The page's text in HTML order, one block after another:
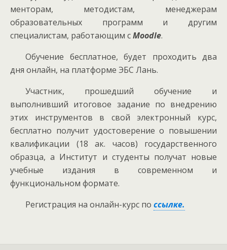
менторам, методистам, менеджерам
образовательных программ и другим
специалистам, работающим сMoodle.
Обучение бесплатное, будет проходить два
дня онлайн, на платформе ЭБС Лань.
Участник, прошедший обучение и
выполнивший итоговое задание по внедрению
этих инструментов в свой электронный курс,
бесплатно получит удостоверение о повышении
квалификации (18 ак. часов) государственного
образца, а Институт и студенты получат новые
учебные издания в современном и
функциональном формате.
Регистрация на онлайн-курс поссылке.